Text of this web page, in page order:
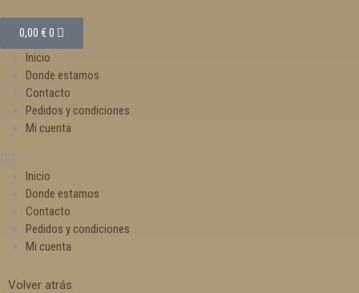
0,00 €0
Inicio
Donde estamos
Contacto
Pedidos y condiciones
Mi cuenta
Inicio
Donde estamos
Contacto
Pedidos y condiciones
Mi cuenta
Volver atrás